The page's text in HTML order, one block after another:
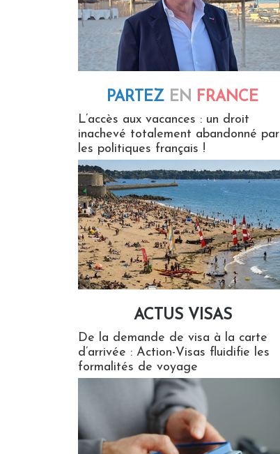
PARTEZ EN FRANCE
L’accès aux vacances : un droit
inachevé totalement abandonné par
les politiques français !
ACTUS VISAS
De la demande de visa à la carte
d’arrivée : Action-Visas fluidifie les
formalités de voyage